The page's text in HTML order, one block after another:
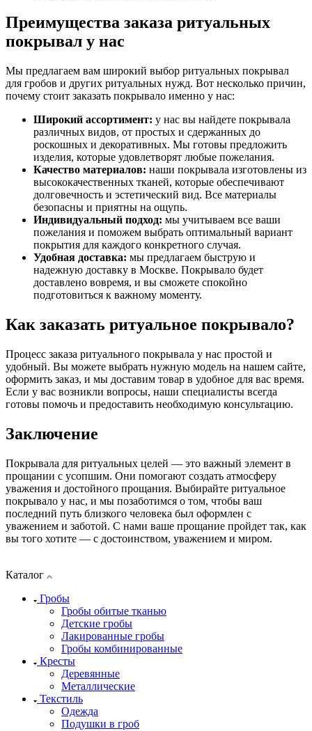
Преимущества заказа ритуальных
покрывал у нас
Мы предлагаем вам широкий выбор ритуальных покрывал
для гробов и других ритуальных нужд. Вот несколько причин,
почему стоит заказать покрывало именно у нас:
Широкий ассортимент: у нас вы найдете покрывала
различных видов, от простых и сдержанных до
роскошных и декоративных. Мы готовы предложить
изделия, которые удовлетворят любые пожелания.
Качество материалов: наши покрывала изготовлены из
высококачественных тканей, которые обеспечивают
долговечность и эстетический вид. Все материалы
безопасны и приятны на ощупь.
Индивидуальный подход: мы учитываем все ваши
пожелания и поможем выбрать оптимальный вариант
покрытия для каждого конкретного случая.
Удобная доставка: мы предлагаем быструю и
надежную доставку в Москве. Покрывало будет
доставлено вовремя, и вы сможете спокойно
подготовиться к важному моменту.
Как заказать ритуальное покрывало?
Процесс заказа ритуального покрывала у нас простой и
удобный. Вы можете выбрать нужную модель на нашем сайте,
оформить заказ, и мы доставим товар в удобное для вас время.
Если у вас возникли вопросы, наши специалисты всегда
готовы помочь и предоставить необходимую консультацию.
Заключение
Покрывала для ритуальных целей — это важный элемент в
прощании с усопшим. Они помогают создать атмосферу
уважения и достойного прощания. Выбирайте ритуальное
покрывало у нас, и мы позаботимся о том, чтобы ваш
последний путь близкого человека был оформлен с
уважением и заботой. С нами ваше прощание пройдет так, как
вы того хотите — с достоинством, уважением и миром.
Каталог
Гробы
Гробы обитые тканью
Детские гробы
Лакированные гробы
Гробы комбинированные
Кресты
Деревянные
Металлические
Текстиль
Одежда
Подушки в гроб